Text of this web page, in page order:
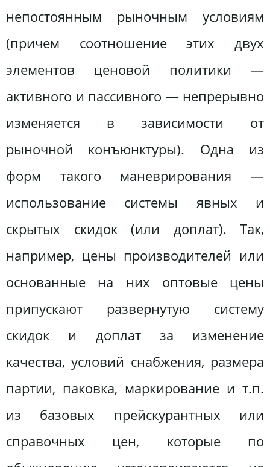
непостоянным рыночным условиям
(причем соотношение этих двух
элементов ценовой политики —
активного и пассивного — непрерывно
изменяется в зависимости от
рыночной конъюнктуры). Одна из
форм такого маневрирования —
использование системы явных и
скрытых скидок (или доплат). Так,
например, цены производителей или
основанные на них оптовые цены
припускают развернутую систему
скидок и доплат за изменение
качества, условий снабжения, размера
партии, паковка, маркирование и т.п.
из базовых прейскурантных или
справочных цен, которые по